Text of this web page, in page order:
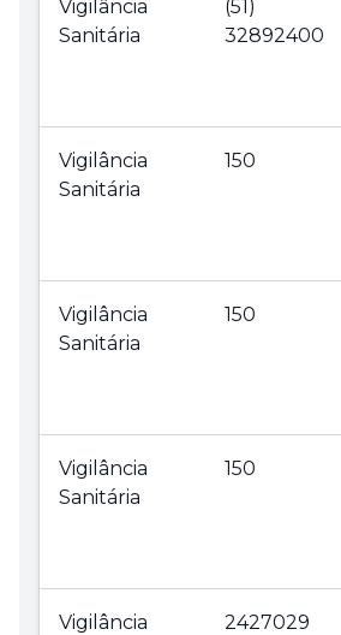
Vigilância
Sanitária
(51)
32892400
Vigilância
Sanitária
150
Vigilância
Sanitária
150
Vigilância
Sanitária
150
Vigilância
2427029